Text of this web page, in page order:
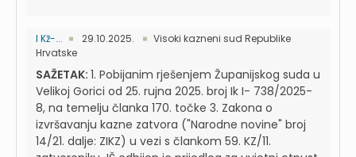
I Kž-... 29.10.2025.
Visoki kazneni sud Republike
Hrvatske
SAŽETAK: 1. Pobijanim rješenjem Županijskog suda u
Velikoj Gorici od 25. rujna 2025. broj Ik I- 738/2025-
8, na temelju članka 170. točke 3. Zakona o
izvršavanju kazne zatvora ("Narodne novine" broj
14/21. dalje: ZIKZ) u vezi s člankom 59. KZ/11.